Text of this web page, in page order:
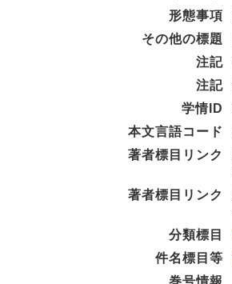
形態事項
その他の標題
注記
注記
学情ID
本文言語コード
著者標目リンク
著者標目リンク
分類標目
件名標目等
巻号情報